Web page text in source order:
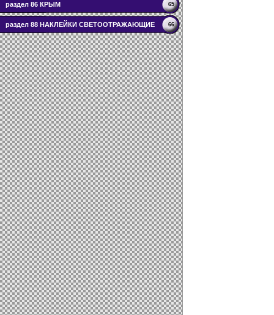
раздел 86 КРЫМ 65
раздел 88 НАКЛЕЙКИ СВЕТООТРАЖАЮЩИЕ 66